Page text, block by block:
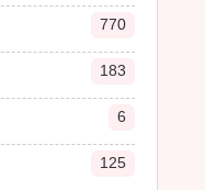
770
183
6
125